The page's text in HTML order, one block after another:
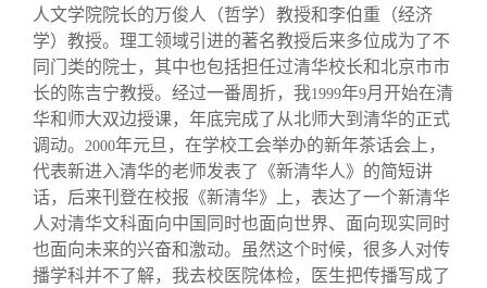
人文学院院长的万俊人（哲学）教授和李伯重（经济
学）教授。理工领域引进的著名教授后来多位成为了不
同门类的院士，其中也包括担任过清华校长和北京市市
长的陈吉宁教授。经过一番周折，我1999年9月开始在清
华和师大双边授课，年底完成了从北师大到清华的正式
调动。 2000年元旦，在学校工会举办的新年茶话会上，
代表新进入清华的老师发表了《新清华人》的简短讲
话，后来刊登在校报《新清华》上，表达了一个新清华
人对清华文科面向中国同时也面向世界、面向现实同时
也面向未来的兴奋和激动。虽然这个时候，很多人对传
播学科并不了解，我去校医院体检，医生把传播写成了